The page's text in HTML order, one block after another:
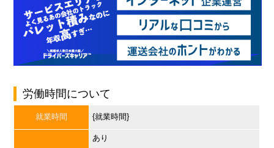
労働時間について
就業時間 {就業時間}
あり